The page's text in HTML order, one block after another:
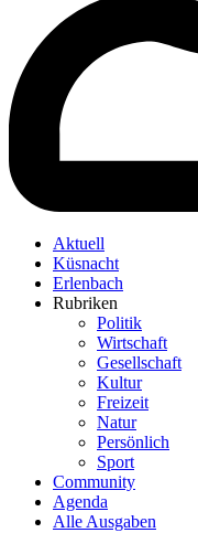
Aktuell
Küsnacht
Erlenbach
Rubriken
Politik
Wirtschaft
Gesellschaft
Kultur
Freizeit
Natur
Persönlich
Sport
Community
Agenda
Alle Ausgaben